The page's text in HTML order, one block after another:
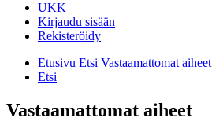
UKK
Kirjaudu sisään
Rekisteröidy
Etusivu Etsi Vastaamattomat aiheet
Etsi
Vastaamattomat aiheet